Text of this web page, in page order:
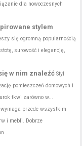
dla nowoczesnych
stylem
się ogromną popularnością
surowość i elegancję,
w nim znaleźć Styl
pomieszczeń domowych i
tkwi zarówno w...
przede wszystkim
i mebli. Dobrze